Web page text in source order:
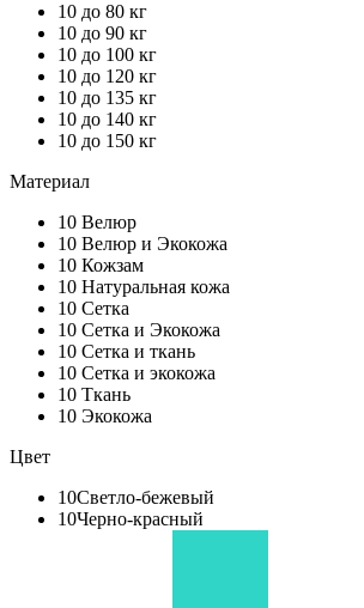
10 до 80 кг
10 до 90 кг
10 до 100 кг
10 до 120 кг
10 до 135 кг
10 до 140 кг
10 до 150 кг
Материал
10 Велюр
10 Велюр и Экокожа
10 Кожзам
10 Натуральная кожа
10 Сетка
10 Сетка и Экокожа
10 Сетка и ткань
10 Сетка и экокожа
10 Ткань
10 Экокожа
Цвет
10Светло-бежевый
10Черно-красный